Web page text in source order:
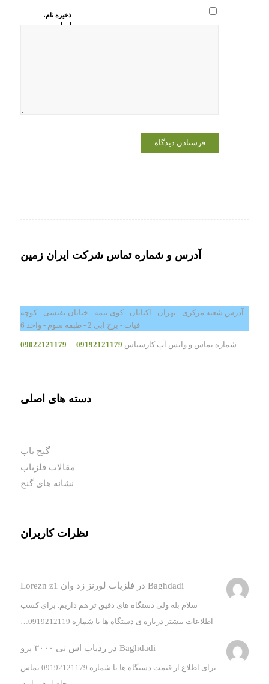
ذخیره نام،
ایمیل و
آدرس و شماره تماس شرکت ایران زمین
آدرس شعبه مرکزی : تهران - اکباتان - کوی بیمه - خیابان نفیسی - کوچه
فیات - برج آبی 2 - طبقه سوم - واحد 6
شماره تماس و واتس آپ کارشناس 09192121179
-
09022121179
دسته های اصلی
گنج یاب
مقالات فلزیاب
نشانه های گنج
نظرات کاربران
Baghdadi در فلزیاب لورنز زد وان Lorezn z1
سلام بله ولی دستگاه های دقیق تر هم داریم. برای کسب
اطلاعات بیشتر درباره ی دستگاه ها با شماره 0919212119…
Baghdadi درردیاب اس تی ۳۰۰۰ پرو
برای اطلاع از قیمت دستگاه ها با شماره 09192121179 تماس